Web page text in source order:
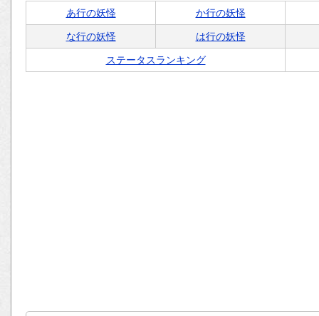
あ行の妖怪 か行の妖怪
な行の妖怪 は行の妖怪
ステータスランキング